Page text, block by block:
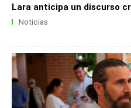
Lara anticipa un discurso
Noticias